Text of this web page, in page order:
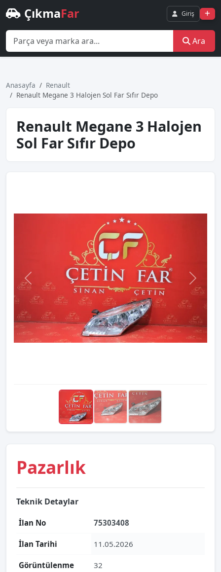
ÇıkmaFar Giriş
Ara
Anasayfa
Renault
Renault Megane 3 Halojen Sol Far Sıfır Depo
Renault Megane 3 Halojen
Sol Far Sıfır Depo
Pazarlık
Teknik Detaylar
İlan No 75303408
İlan Tarihi 11.05.2026
Görüntülenme 32